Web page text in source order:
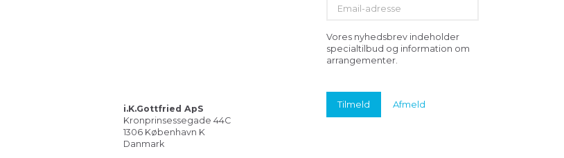
i.K.Gottfried ApS
Kronprinsessegade 44C
1306 København K
Danmark
adresse
Vores nyhedsbrev indeholder
specialtilbud og information om
arrangementer.
Tilmeld Afmeld